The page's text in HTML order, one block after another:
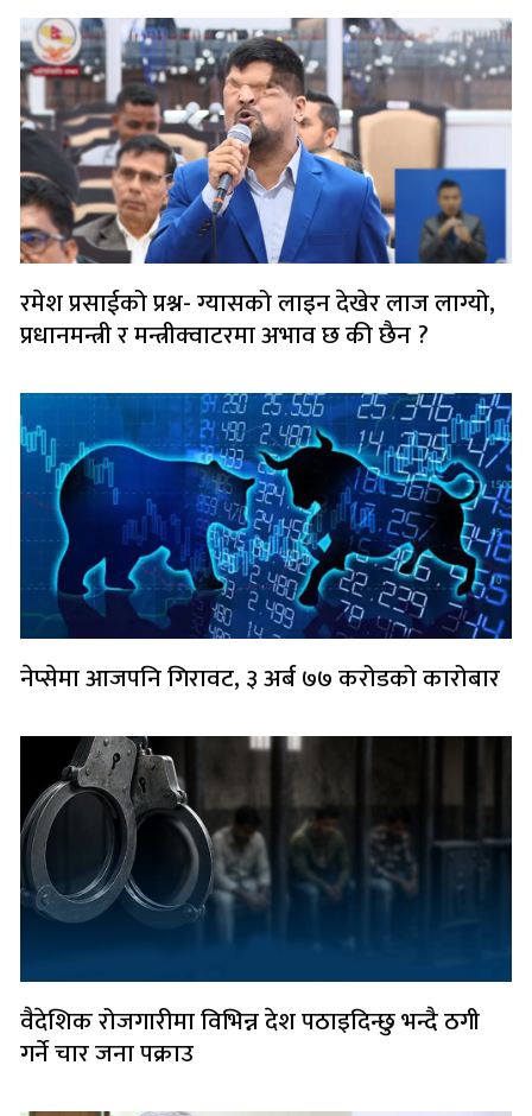
रमेश प्रसाईको प्रश्न- ग्यासको लाइन देखेर लाज लाग्यो,
प्रधानमन्त्री र मन्त्रीक्वाटरमा अभाव छ की छैन ?
नेप्सेमा आजपनि गिरावट, ३ अर्ब ७७ करोडको कारोबार
वैदेशिक रोजगारीमा विभिन्न देश पठाइदिन्छु भन्दै ठगी
गर्ने चार जना पक्राउ